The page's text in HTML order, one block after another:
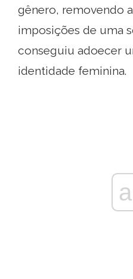
gênero, removendo
imposições de uma
conseguiu adoecer
identidade feminina.